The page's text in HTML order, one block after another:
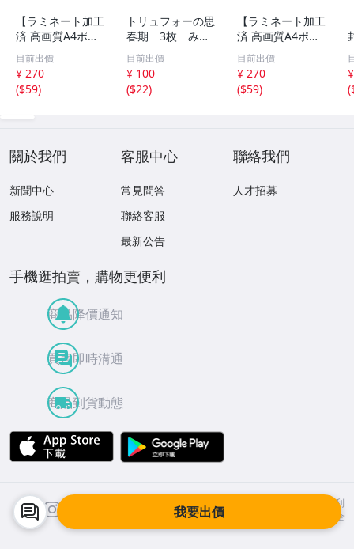
我要出價
【ラミネート加工
済 高画質A4ポス
ター】1583 AI美
女 イラスト ポス
ター セクシー か
わいい 水着 下着
目前出價
¥ 270
($59)
トリュフォーの思
春期 3枚 みゆ
き座 ジュリー
デムソー ｋ
目前出價
¥ 100
($22)
【ラミネート加工
済 高画質A4ポス
ター】1582 AI美
女 イラスト ポス
ター セクシー か
わいい 水着 下着
目前出價
¥ 270
($59)
(
關於我們
新聞中心
服務說明
客服中心
常見問答
聯絡客服
最新公告
聯絡我們
人才招募
手機逛拍賣，購物更便利
商品降價通知
買賣即時溝通
商品到貨動態
APP Store
facebookInstagram 2026
Yahoo台灣電子商務 保留所有權利
服務條款
隱私權 交易安全